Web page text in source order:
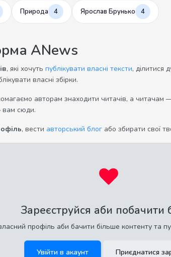
Природа 4 Ярослав Брунько 4
ANews
, які хочуть публікувати власні тексти, ділитися
власні збірки.
авторам знаходити читачів, а читачам
вам сюди.
, вести авторський блог або збирати свої
Зареєструйся аби побачити
профіль аби бачити більше контенту та
Увійти в акаунт Приєднатися